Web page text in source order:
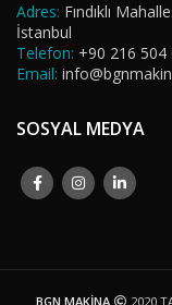
Adres: Fındıklı
İstanbul
Telefon: +90 216 504
Email:
SOSYAL MEDYA
BGN MAKİNA 2020